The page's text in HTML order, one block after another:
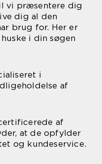
vi præsentere dig
dig al den
brug for. Her er
i din søgen
i
af
af
at de opfylder
og kundeservice.